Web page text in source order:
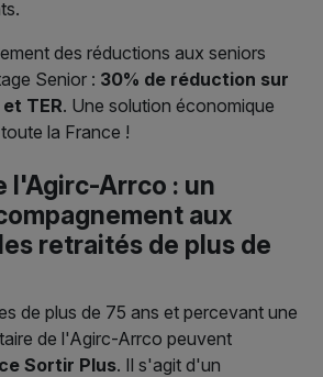
des réductions aux seniors
Senior : 30% de réduction sur
TER. Une solution économique
la France !
l'Agirc-Arrco : un
aux
retraités de plus de
de plus de 75 ans et percevant une
de l'Agirc-Arrco peuvent
Sortir Plus. Il s'agit d'un